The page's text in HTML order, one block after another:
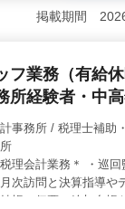
談が可能で、それぞ
方をサポートしま
調書の作成、お客様
携わることができま
活躍＞ 現在50代
す。年齢に関係なく
す。お客様との信
取り組むことが求
ています。
掲載期間
フ業務（有給
所経験者・中高
/ 税理士補助・税理士・税理士事
税理会計業務＊ ・巡
次訪問と決算指導や
納帳、伝票、給与台帳